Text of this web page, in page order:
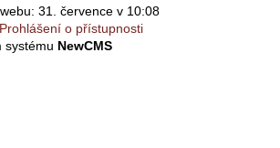
31. července v 10:08
Prohlášení o přístupnosti
systému NewCMS